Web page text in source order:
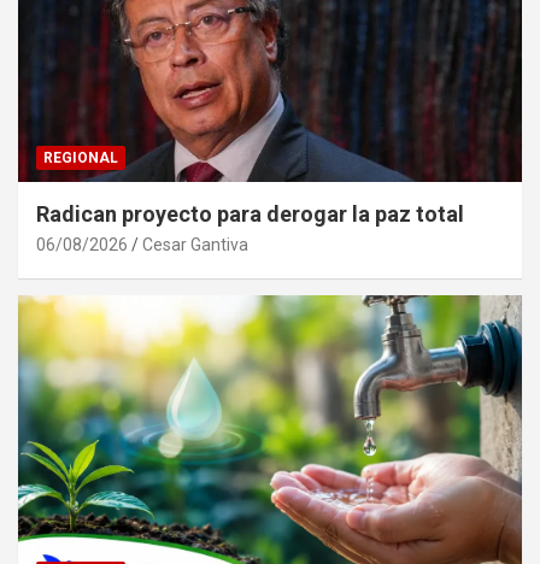
REGIONAL
Radican proyecto para derogar la paz total
06/08/2026 Cesar Gantiva